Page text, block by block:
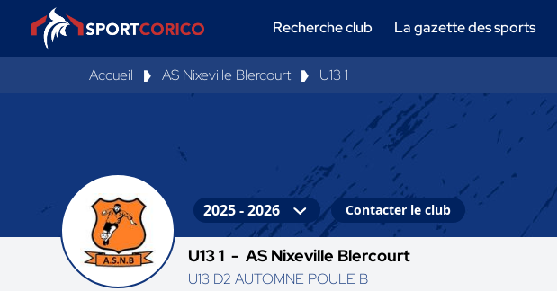
Recherche club La gazette des sports
Accueil AS Nixeville Blercourt U13 1
Contacter le club
U13 1 -AS Nixeville Blercourt
U13 D2 AUTOMNE POULE B